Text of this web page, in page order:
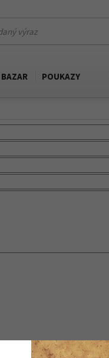
BAZAR POUKAZY